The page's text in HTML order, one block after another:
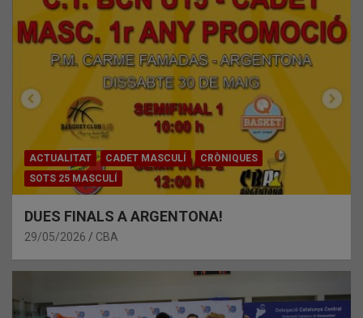
ACTUALITAT CADET MASCULÍ
CRÒNIQUES
SOTS 25 MASCULÍ
DUES FINALS A ARGENTONA!
29/05/2026 CBA